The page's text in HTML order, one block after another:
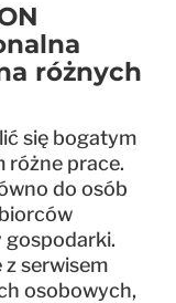
różnych
się bogatym
różne prace.
do osób
serwisem
osobowych,